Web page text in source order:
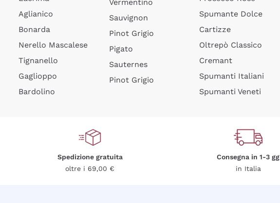
Aglianico
Bonarda
Nerello Mascalese
Tignanello
Gaglioppo
Bardolino
Vermentino
Sauvignon
Pinot Grigio
Pigato
Sauternes
Pinot Grigio
Spumante Dolce
Cartizze
Oltrepò Classico
Cremant
Spumanti Italiani
Spumanti Veneti
Spedizione gratuita
oltre i 69,00 €
Consegna in 1-3 gg
in Italia